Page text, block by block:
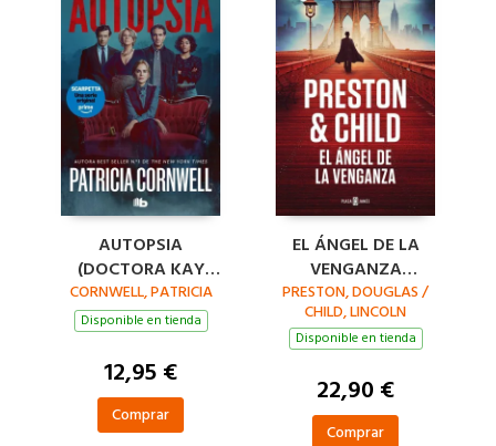
AUTOPSIA
(DOCTORA KAY
SCARPETTA 25)
CORNWELL, PATRICIA
Disponible en tienda
12,95 €
Comprar
EL ÁNGEL DE LA
VENGANZA
(INSPECTOR
PENDERGAST 22)
PRESTON, DOUGLAS /
CHILD, LINCOLN
Disponible en tienda
22,90 €
Comprar